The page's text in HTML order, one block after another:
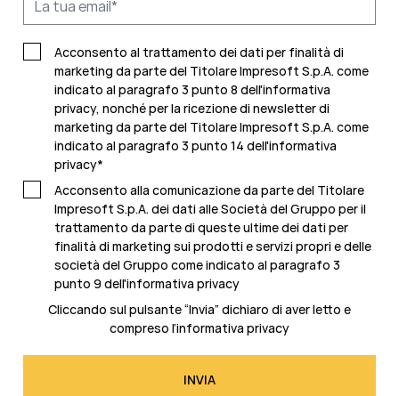
Acconsento al trattamento dei dati per finalità di
marketing da parte del Titolare Impresoft S.p.A. come
indicato al paragrafo 3 punto 8 dell'informativa
privacy, nonché per la ricezione di newsletter di
marketing da parte del Titolare Impresoft S.p.A. come
indicato al paragrafo 3 punto 14 dell'informativa
privacy*
Acconsento alla comunicazione da parte del Titolare
Impresoft S.p.A. dei dati alle Società del Gruppo per il
trattamento da parte di queste ultime dei dati per
finalità di marketing sui prodotti e servizi propri e delle
società del Gruppo come indicato al paragrafo 3
punto 9 dell'informativa privacy
Cliccando sul pulsante “Invia” dichiaro di aver letto e
compreso l’informativa privacy